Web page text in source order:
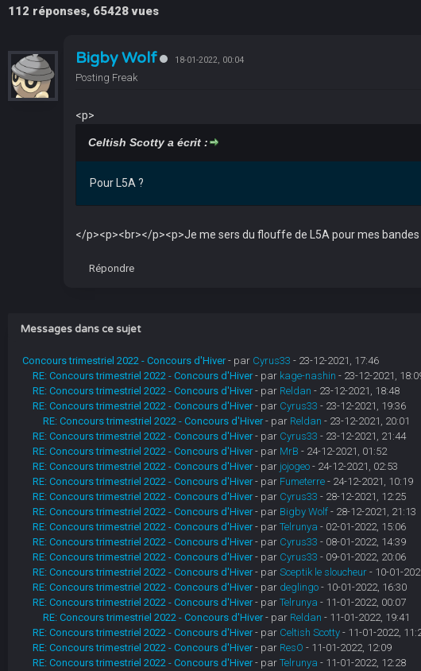
112 réponses, 65428 vues
Bigby Wolf 18-01-2022, 00:04
Posting Freak
<p>
Celtish Scotty a écrit :
Pour L5A ?
</p><p><br></p><p>Je me sers du flouffe de L5A pour mes
Répondre
Messages dans ce sujet
Concours trimestriel 2022 - Concours d'Hiver - par Cyrus33 - 23-12-2021, 17:46
RE: Concours trimestriel 2022 - Concours d'Hiver - par kage-nashin - 23-12-2021,
RE: Concours trimestriel 2022 - Concours d'Hiver - par Reldan - 23-12-2021, 18:48
RE: Concours trimestriel 2022 - Concours d'Hiver - par Cyrus33 - 23-12-2021, 19:36
RE: Concours trimestriel 2022 - Concours d'Hiver - par Reldan - 23-12-2021, 20:01
RE: Concours trimestriel 2022 - Concours d'Hiver - par Cyrus33 - 23-12-2021, 21:44
RE: Concours trimestriel 2022 - Concours d'Hiver - par MrB - 24-12-2021, 01:52
RE: Concours trimestriel 2022 - Concours d'Hiver - par jojogeo- 24-12-2021, 02:53
RE: Concours trimestriel 2022 - Concours d'Hiver - par Fumeterre- 24-12-2021, 10:19
RE: Concours trimestriel 2022 - Concours d'Hiver - par Cyrus33 - 28-12-2021, 12:25
RE: Concours trimestriel 2022 - Concours d'Hiver - par Bigby Wolf- 28-12-2021, 21:13
RE: Concours trimestriel 2022 - Concours d'Hiver - par Telrunya - 02-01-2022, 15:06
RE: Concours trimestriel 2022 - Concours d'Hiver - par Cyrus33 - 08-01-2022, 14:39
RE: Concours trimestriel 2022 - Concours d'Hiver - par Cyrus33 - 09-01-2022, 20:06
RE: Concours trimestriel 2022 - Concours d'Hiver - par Sceptik le sloucheur- 10-01-
RE: Concours trimestriel 2022 - Concours d'Hiver - par deglingo- 10-01-2022, 16:30
RE: Concours trimestriel 2022 - Concours d'Hiver - par Telrunya - 11-01-2022, 00:07
RE: Concours trimestriel 2022 - Concours d'Hiver - par Reldan - 11-01-2022, 19:41
RE: Concours trimestriel 2022 - Concours d'Hiver - par Celtish Scotty- 11-01-2022,
RE: Concours trimestriel 2022 - Concours d'Hiver - par ResO - 11-01-2022, 12:09
RE: Concours trimestriel 2022 - Concours d'Hiver - par Telrunya - 11-01-2022, 12:28